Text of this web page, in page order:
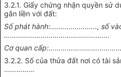
3.2.1. Giấy chứng nhận quyền sử
gắn liền với đất:
Số phát hành:......................., số
…………………………………………….
Cơ quan
3.2.2. Số của thửa đất nơi có tài
……………